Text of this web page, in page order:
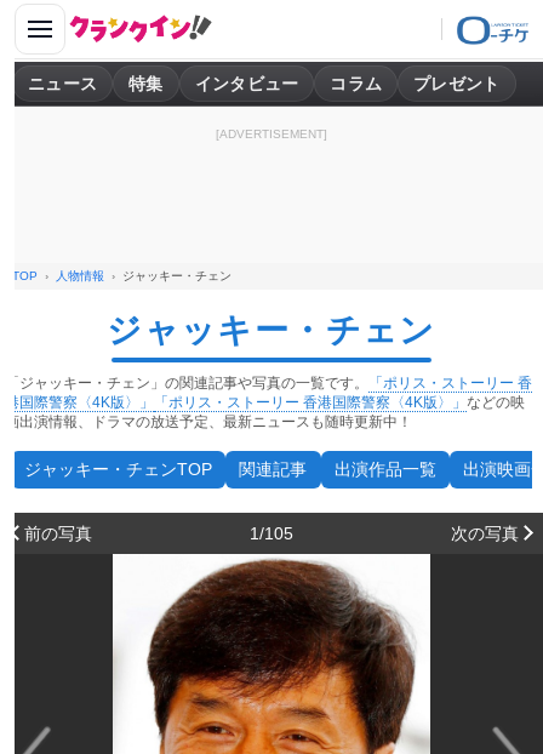
ニュース 特集 インタビュー コラム プレゼント
[ADVERTISEMENT]
TOP 人物情報 ジャッキー・チェン
ジャッキー・チェン
「ジャッキー・チェン」の関連記事や写真の一覧です。
「ポリス・ストーリー 香
港国際警察〈4K版〉」
「ポリス・ストーリー 香港国際警察〈4K版〉」 などの映
画出演情報、ドラマの放送予定、最新ニュースも随時更新中！
ジャッキー・チェンTOP 関連記事 出演作品一覧 出演映画
前の写真 1/105 次の写真